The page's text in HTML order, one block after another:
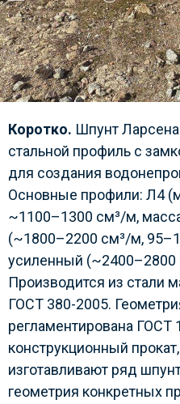
Коротко. Шпунт
стальной профиль с
для создания
Основные профили: Л4
~1100–1300 см³/м,
(~1800–2200 см³/м,
усиленный (~2400–2800
Производится из стали
ГОСТ 380-2005.
регламентирована ГОСТ
конструкционный
изготавливают ряд
геометрия конкретных